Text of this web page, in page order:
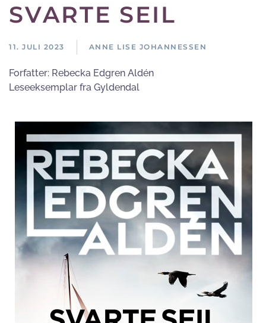
SVARTE SEIL
11. JULI 2023 ANNE LISE JOHANNESSEN
Forfatter: Rebecka Edgren Aldén
Leseeksemplar fra Gyldendal